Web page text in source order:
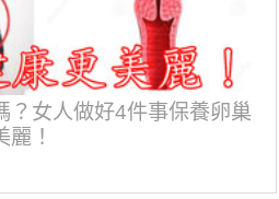
？女人做好4件事保養卵巢
麗！